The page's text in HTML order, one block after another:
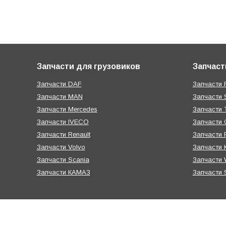
Запчасти для грузовиков
Запчасти DAF
Запчасти MAN
Запчасти Mercedes
Запчасти IVECO
Запчасти Renault
Запчасти Volvo
Запчасти Scania
Запчасти КАМАЗ
Запчасти
Запчасти
Запчасти
Запчасти
Запчасти
Запчасти
Запчасти
Запчасти